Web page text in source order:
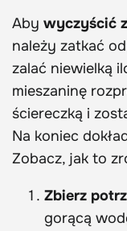
Aby wyczyścić
należy zatkać
zalać niewielką
mieszaninę
ściereczką i
Na koniec
Zobacz, jak to
Zbierz
gorącą